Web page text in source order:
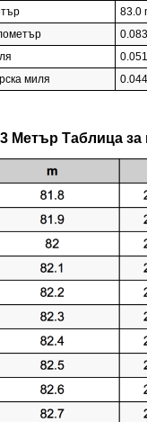
83.0
миля
Метър Таблица за